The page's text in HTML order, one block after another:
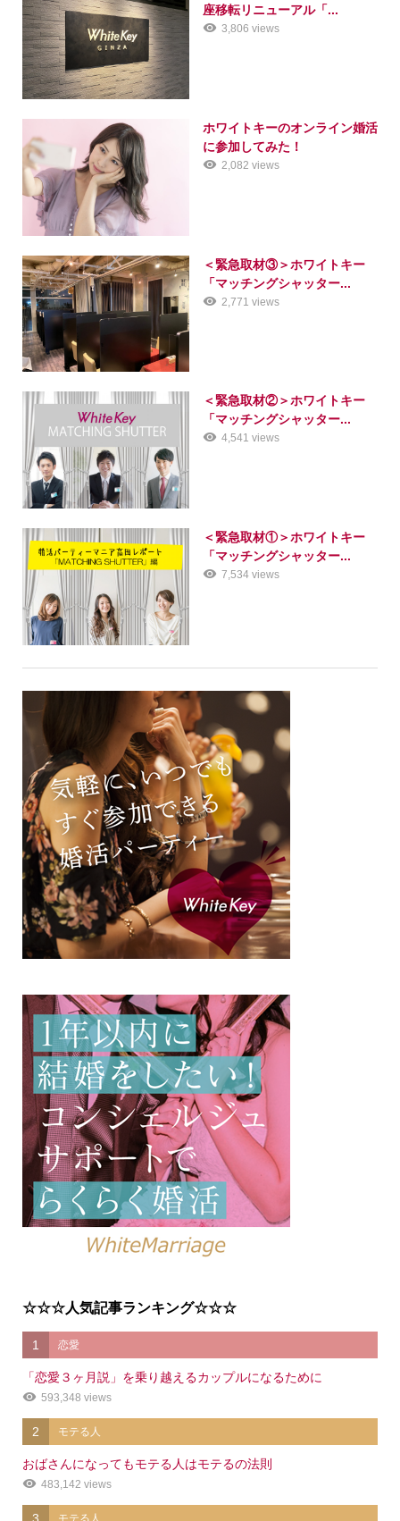
座移転リニューアル「...
3,806 views
ホワイトキーのオンライン婚活
に参加してみた！
2,082 views
＜緊急取材③＞ホワイトキー
「マッチングシャッター...
2,771 views
＜緊急取材②＞ホワイトキー
「マッチングシャッター...
4,541 views
＜緊急取材①＞ホワイトキー
「マッチングシャッター...
7,534 views
☆☆☆人気記事ランキング☆☆☆
1 恋愛
「恋愛３ヶ月説」を乗り越えるカップルになるために
593,348 views
2 モテる人
おばさんになってもモテる人はモテるの法則
483,142 views
3 モテる人